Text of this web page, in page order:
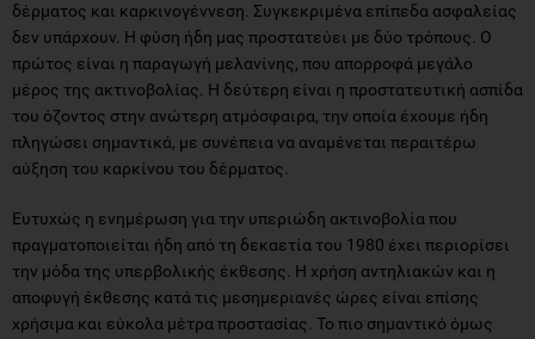
δέρματος και καρκινογέννεση. Συγκεκριμένα επίπεδα ασφαλείας
δεν υπάρχουν. Η φύση ήδη μας προστατεύει με δύο τρόπους. Ο
πρώτος είναι η παραγωγή μελανίνης, που απορροφά μεγάλο
μέρος της ακτινοβολίας. Η δεύτερη είναι η προστατευτική ασπίδα
του όζοντος στην ανώτερη ατμόσφαιρα, την οποία έχουμε ήδη
πληγώσει σημαντικά, με συνέπεια να αναμένεται περαιτέρω
αύξηση του καρκίνου του δέρματος.
Ευτυχώς η ενημέρωση για την υπεριώδη ακτινοβολία που
πραγματοποιείται ήδη από τη δεκαετία του 1980 έχει περιορίσει
την μόδα της υπερβολικής έκθεσης. Η χρήση αντηλιακών και η
αποφυγή έκθεσης κατά τις μεσημεριανές ώρες είναι επίσης
χρήσιμα και εύκολα μέτρα προστασίας. Το πιο σημαντικό όμως